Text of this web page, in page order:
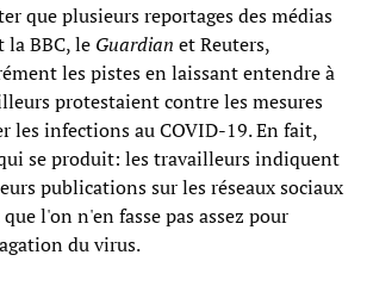
que plusieurs reportages des médias
la BBC, le Guardian et Reuters,
les pistes en laissant entendre à
protestaient contre les mesures
les infections au COVID-19. En fait,
se produit: les travailleurs indiquent
publications sur les réseaux sociaux
l'on n'en fasse pas assez pour
du virus.